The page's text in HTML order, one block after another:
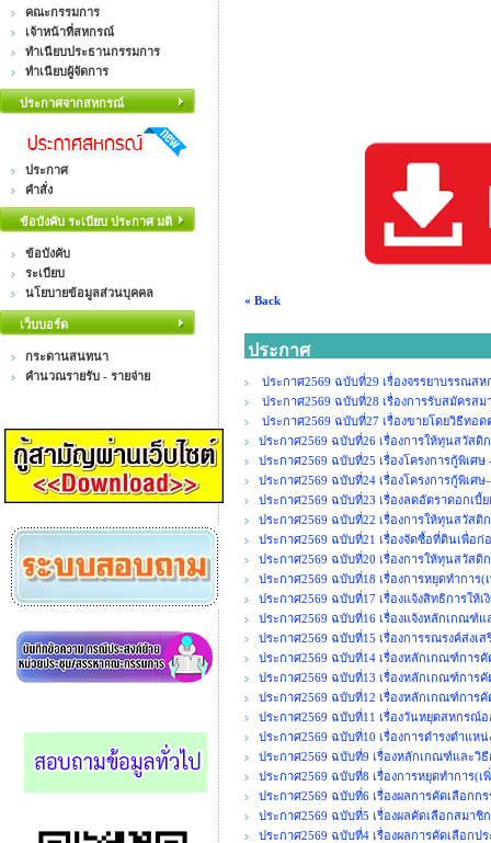
คณะกรรมการ
เจ้าหน้าที่สหกรณ์
ทำเนียบประธานกรรมการ
ทำเนียบผู้จัดการ
ประกาศจากสหกรณ์
ประกาศ
คำสั่ง
ข้อบังคับ ระเบียบ ประกาศ มติ
ข้อบังคับ
ระเบียบ
นโยบายข้อมูลส่วนบุคคล
เว็บบอร์ด
กระดานสนทนา
คำนวณรายรับ - รายจ่าย
« Back
ประกาศ
ประกาศ2569 ฉบับที่29 เรื่องจรรยาบรรณส
ประกาศ2569 ฉบับที่28 เรื่องการรับสมัครส
ประกาศ2569 ฉบับที่27 เรื่องขายโดยวิธีทอ
ประกาศ2569 ฉบับที่26 เรื่องการให้ทุนสวัส
ประกาศ2569 ฉบับที่25 เรื่องโครงการกู้พิเศ
ประกาศ2569 ฉบับที่24 เรื่องโครงการกู้พิเศ
ประกาศ2569 ฉบับที่23 เรื่องลดอัตราดอกเบี้
ประกาศ2569 ฉบับที่22 เรื่องการให้ทุนสวัสติ
ประกาศ2569 ฉบับที่21 เรื่องจัดซื้อที่ดินเพื่อ
ประกาศ2569 ฉบับที่20 เรื่องการให้ทุนสวัส
ประกาศ2569 ฉบับที่18 เรื่องการหยุดทำการ(
ประกาศ2569 ฉบับที่17 เรื่องแจ้งสิทธิการให้
ประกาศ2569 ฉบับที่16 เรื่องแจ้งหลักเกณฑ์
ประกาศ2569 ฉบับที่15 เรื่องการรณรงค์ส่งเ
ประกาศ2569 ฉบับที่14 เรื่องหลักเกณฑ์การคั
ประกาศ2569 ฉบับที่13 เรื่องหลักเกณฑ์การ
ประกาศ2569 ฉบับที่12 เรื่องหลักเกณฑ์การ
ประกาศ2569 ฉบับที่11 เรื่องวันหยุดสหกร
ประกาศ2569 ฉบับที่10 เรื่องการดำรงตำแ
ประกาศ2569 ฉบับที่9 เรื่องหลักเกณฑ์และวิ
ประกาศ2569 ฉบับที่8 เรื่องการหยุดทำการ(เ
ประกาศ2569 ฉบับที่6 เรื่องผลการคัดเลือกก
ประกาศ2569 ฉบับที่5 เรื่องผลคัดเลือกสมาชิ
ประกาศ2569 ฉบับที่4 เรื่องผลการคัดเลือกป